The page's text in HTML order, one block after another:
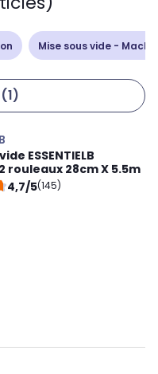
Mise sous vide -
(1)
ESSENTIELB
rouleaux 28cm X 5.5m
4,7/5(145)